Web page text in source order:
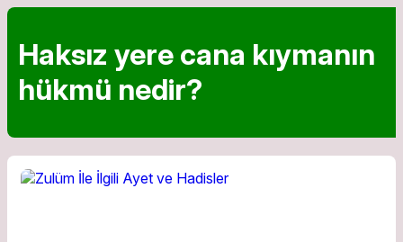
Haksız yere cana kıymanın
hükmü nedir?